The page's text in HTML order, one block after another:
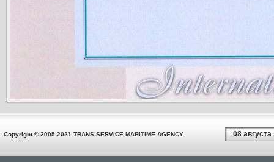
Copyright © 2005-2021 TRANS-SERVICE MARITIME AGENCY 08 августа